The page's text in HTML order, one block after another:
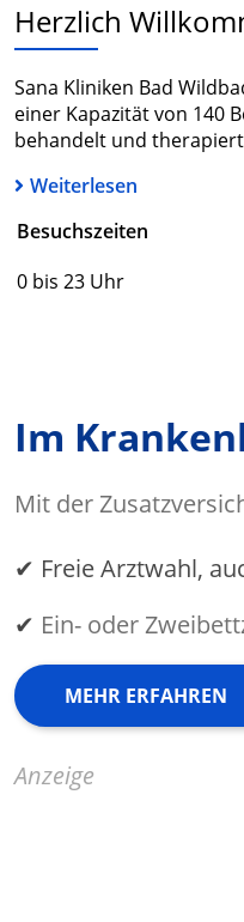
Herzlich
Sana Kliniken Bad
einer Kapazität von 140
behandelt und
Weiterlesen
Besuchszeiten
0 bis 23 Uhr
Im
Mit der
✔ Freie Arztwahl,
✔ Ein- oder
MEHR ERFAHREN
Anzeige